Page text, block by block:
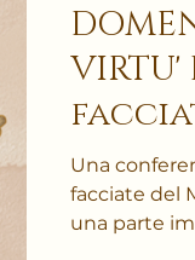
VIRTU'
Una
facciate del
una parte